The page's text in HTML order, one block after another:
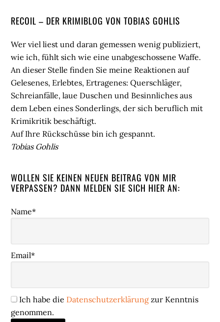
Seitenspalte
RECOIL – DER KRIMIBLOG VON TOBIAS GOHLIS
Wer viel liest und daran gemessen wenig publiziert,
wie ich, fühlt sich wie eine unabgeschossene Waffe.
An dieser Stelle finden Sie meine Reaktionen auf
Gelesenes, Erlebtes, Ertragenes: Querschläger,
Schreianfälle, laue Duschen und Besinnliches aus
dem Leben eines Sonderlings, der sich beruflich mit
Krimikritik beschäftigt.
Auf Ihre Rückschüsse bin ich gespannt.
Tobias Gohlis
WOLLEN SIE KEINEN NEUEN BEITRAG VON MIR
VERPASSEN? DANN MELDEN SIE SICH HIER AN:
Name*
Email*
Ich habe die Datenschutzerklärung zur Kenntnis
genommen.